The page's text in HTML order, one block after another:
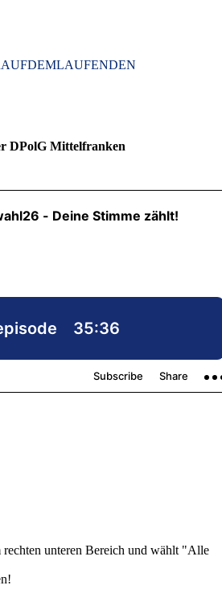
DPolG Mittelfranken
unteren Bereich und wählt "Alle